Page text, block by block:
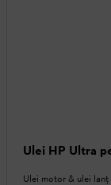
Ulei HP Ultra
Ulei motor & ulei lanţ